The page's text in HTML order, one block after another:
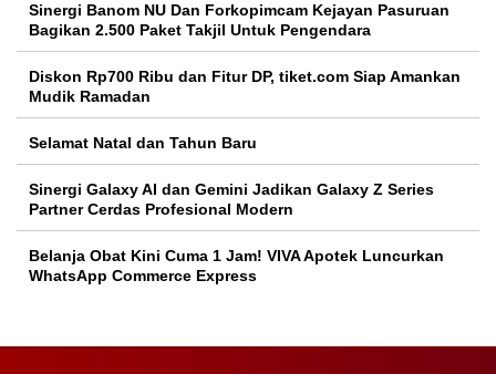
Sinergi Banom NU Dan Forkopimcam Kejayan Pasuruan
Bagikan 2.500 Paket Takjil Untuk Pengendara
Diskon Rp700 Ribu dan Fitur DP, tiket.com Siap Amankan
Mudik Ramadan
Selamat Natal dan Tahun Baru
Sinergi Galaxy AI dan Gemini Jadikan Galaxy Z Series
Partner Cerdas Profesional Modern
Belanja Obat Kini Cuma 1 Jam! VIVA Apotek Luncurkan
WhatsApp Commerce Express